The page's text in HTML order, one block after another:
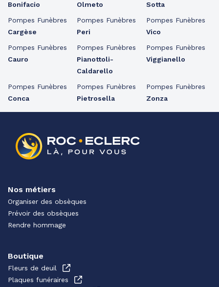
Bonifacio
Pompes Funèbres
Cargèse
Pompes Funèbres
Cauro
Pompes Funèbres
Conca
Olmeto
Pompes Funèbres
Peri
Pompes Funèbres
Pianottoli-
Caldarello
Pompes Funèbres
Pietrosella
Sotta
Pompes Funèbres
Vico
Pompes Funèbres
Viggianello
Pompes Funèbres
Zonza
Nos métiers
Organiser des obsèques
Prévoir des obsèques
Rendre hommage
Boutique
Fleurs de deuil
Plaques funéraires